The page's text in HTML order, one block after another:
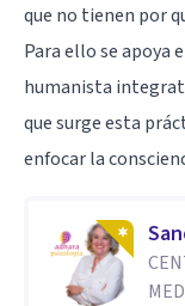
que no tienen por
Para ello se apoya
humanista
que surge esta
enfocar la